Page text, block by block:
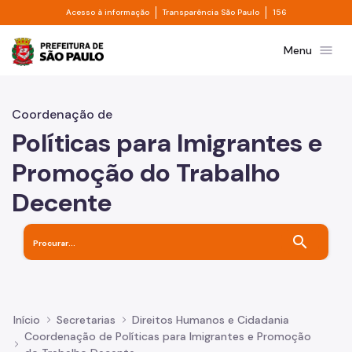
Pular para o Conteúdo principal
Acesso à informação Divisor de acesso à informação
Transparência São Paulo Divisor de
156
Prefeitura de São PauloMenu menu
Coordenação de
Políticas para Imigrantes e
Promoção do Trabalho
Decente
search
Início Secretarias
Direitos Humanos e Cidadania
Coordenação de Políticas para Imigrantes e Promoção